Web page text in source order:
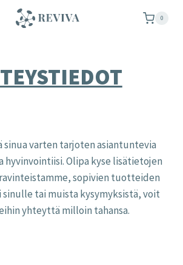
0
sinua varten tarjoten asiantuntevia
hyvinvointiisi. Olipa kyse lisätietojen
sopivien tuotteiden
sinulle tai muista kysymyksistä, voit
yhteyttä milloin tahansa.